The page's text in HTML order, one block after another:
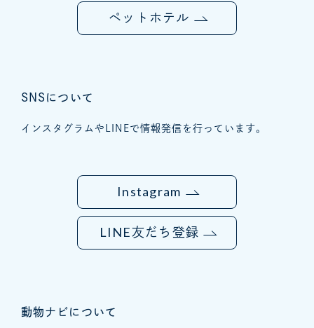
ペットホテル
SNSについて
インスタグラムやLINEで情報発信を行っています。
Instagram
LINE友だち登録
動物ナビについて